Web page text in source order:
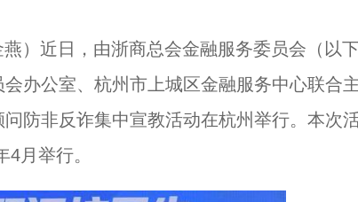
近日，由浙商总会金融服务委员会（以
办公室、杭州市上城区金融服务中心联合
防非反诈集中宣教活动在杭州举行。本次
月举行。